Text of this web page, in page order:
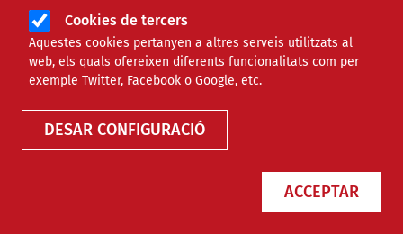
Cookies de tercers
Aquestes cookies pertanyen a altres serveis utilitzats al
web, els quals ofereixen diferents funcionalitats com per
exemple Twitter, Facebook o Google, etc.
DESAR CONFIGURACIÓ
ACCEPTAR
Comparteix
F
a
X Compartir en altres xarxes socials
30/12/2025
Entitat redactora Colectic